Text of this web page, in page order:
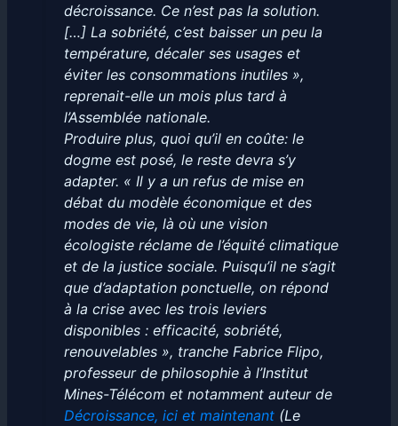
décroissance. Ce n’est pas la solution.
[…] La sobriété, c’est baisser un peu la
température, décaler ses usages et
éviter les consommations inutiles »,
reprenait-elle un mois plus tard à
l’Assemblée nationale.
Produire plus, quoi qu’il en coûte: le
dogme est posé, le reste devra s’y
adapter. « Il y a un refus de mise en
débat du modèle économique et des
modes de vie, là où une vision
écologiste réclame de l’équité climatique
et de la justice sociale. Puisqu’il ne s’agit
que d’adaptation ponctuelle, on répond
à la crise avec les trois leviers
disponibles : efficacité, sobriété,
renouvelables », tranche Fabrice Flipo,
professeur de philosophie à l’Institut
Mines-Télécom et notamment auteur de
Décroissance, ici et maintenant(Le